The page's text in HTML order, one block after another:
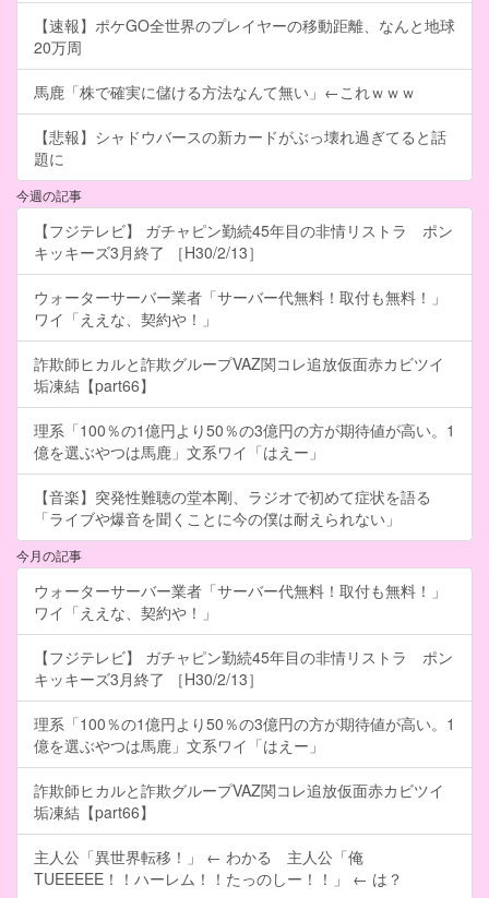
【速報】ポケGO全世界のプレイヤーの移動距離、なんと地球
20万周
馬鹿「株で確実に儲ける方法なんて無い」←これｗｗｗ
【悲報】シャドウバースの新カードがぶっ壊れ過ぎてると話
題に
今週の記事
【フジテレビ】 ガチャピン勤続45年目の非情リストラ ポン
キッキーズ3月終了 ［H30/2/13］
ウォーターサーバー業者「サーバー代無料！取付も無料！」
ワイ「ええな、契約や！」
詐欺師ヒカルと詐欺グループVAZ関コレ追放仮面赤カビツイ
垢凍結【part66】
理系「100％の1億円より50％の3億円の方が期待値が高い。1
億を選ぶやつは馬鹿」文系ワイ「はえー」
【音楽】突発性難聴の堂本剛、ラジオで初めて症状を語る
「ライブや爆音を聞くことに今の僕は耐えられない」
今月の記事
ウォーターサーバー業者「サーバー代無料！取付も無料！」
ワイ「ええな、契約や！」
【フジテレビ】 ガチャピン勤続45年目の非情リストラ ポン
キッキーズ3月終了 ［H30/2/13］
理系「100％の1億円より50％の3億円の方が期待値が高い。1
億を選ぶやつは馬鹿」文系ワイ「はえー」
詐欺師ヒカルと詐欺グループVAZ関コレ追放仮面赤カビツイ
垢凍結【part66】
主人公「異世界転移！」 ← わかる 主人公「俺
TUEEEEE！！ハーレム！！たっのしー！！」 ← は？